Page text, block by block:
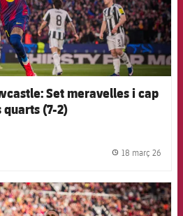
Set meravelles i cap
quarts (7-2)
18 març 26
FCB Barcelona badge